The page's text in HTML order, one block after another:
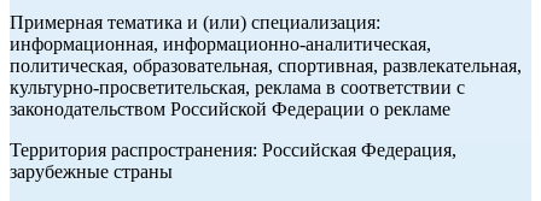
Примерная тематика и (или) специализация:
информационная, информационно-аналитическая,
политическая, образовательная, спортивная, развлекательная,
культурно-просветительская, реклама в соответствии с
законодательством Российской Федерации о рекламе
Территория распространения: Российская Федерация,
зарубежные страны